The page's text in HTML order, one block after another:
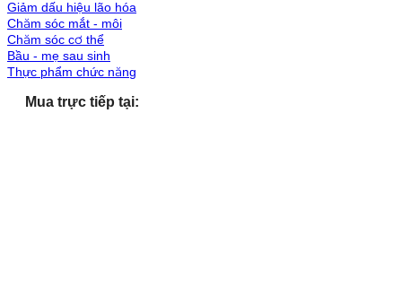
Giảm dấu hiệu lão hóa
Chăm sóc mắt - môi
Chăm sóc cơ thể
Bầu - mẹ sau sinh
Thực phẩm chức năng
Mua trực tiếp tại: